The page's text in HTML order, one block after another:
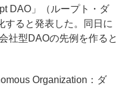
DAO」（ループト・ダ
すると発表した。同日に
社型DAOの先例を作ると
Organization：ダ